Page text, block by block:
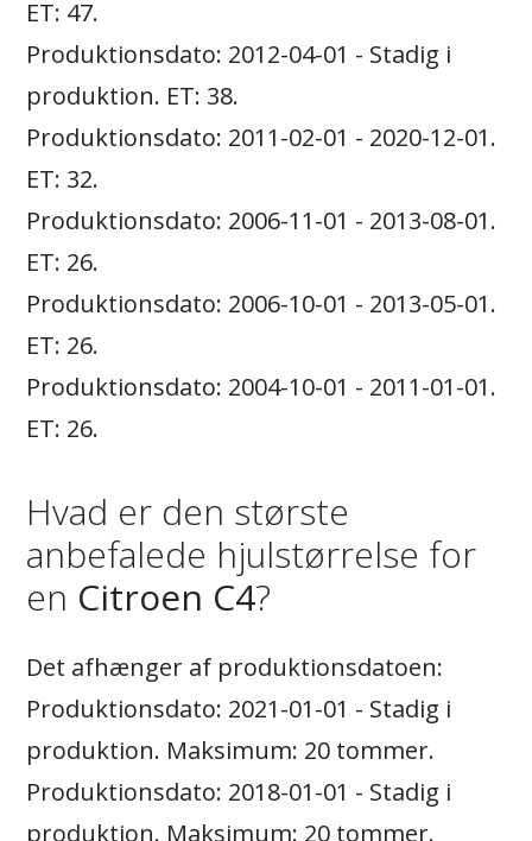
ET: 47.
Produktionsdato: 2012-04-01 - Stadig i
produktion. ET: 38.
Produktionsdato: 2011-02-01 - 2020-12-01.
ET: 32.
Produktionsdato: 2006-11-01 - 2013-08-01.
ET: 26.
Produktionsdato: 2006-10-01 - 2013-05-01.
ET: 26.
Produktionsdato: 2004-10-01 - 2011-01-01.
ET: 26.
Hvad er den største
anbefalede hjulstørrelse for
en Citroen C4?
Det afhænger af produktionsdatoen:
Produktionsdato: 2021-01-01 - Stadig i
produktion. Maksimum: 20 tommer.
Produktionsdato: 2018-01-01 - Stadig i
produktion. Maksimum: 20 tommer.